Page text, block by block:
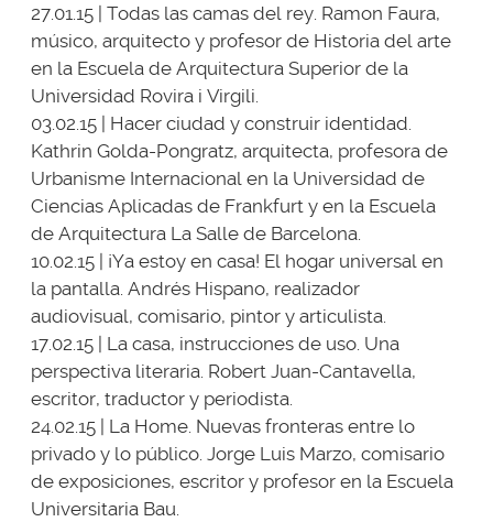
27.01.15 | Todas las camas del rey. Ramon Faura,
músico, arquitecto y profesor de Historia del arte
en la Escuela de Arquitectura Superior de la
Universidad Rovira i Virgili.
03.02.15 | Hacer ciudad y construir identidad.
Kathrin Golda-Pongratz, arquitecta, profesora de
Urbanisme Internacional en la Universidad de
Ciencias Aplicadas de Frankfurt y en la Escuela
de Arquitectura La Salle de Barcelona.
10.02.15 | ¡Ya estoy en casa! El hogar universal en
la pantalla. Andrés Hispano, realizador
audiovisual, comisario, pintor y articulista.
17.02.15 | La casa, instrucciones de uso. Una
perspectiva literaria. Robert Juan-Cantavella,
escritor, traductor y periodista.
24.02.15 | La Home. Nuevas fronteras entre lo
privado y lo público. Jorge Luis Marzo, comisario
de exposiciones, escritor y profesor en la Escuela
Universitaria Bau.